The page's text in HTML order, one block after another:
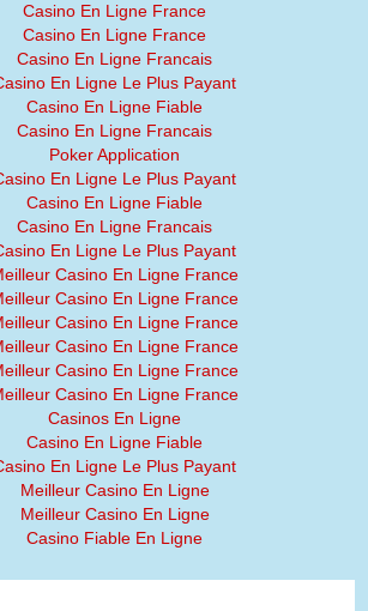
Casino En Ligne France
Casino En Ligne France
Casino En Ligne Francais
En Ligne Le Plus Payant
Casino En Ligne Fiable
Casino En Ligne Francais
Poker Application
En Ligne Le Plus Payant
Casino En Ligne Fiable
Casino En Ligne Francais
En Ligne Le Plus Payant
Casino En Ligne France
Casino En Ligne France
Casino En Ligne France
Casino En Ligne France
Casino En Ligne France
Casino En Ligne France
Casinos En Ligne
Casino En Ligne Fiable
En Ligne Le Plus Payant
Meilleur Casino En Ligne
Meilleur Casino En Ligne
Casino Fiable En Ligne